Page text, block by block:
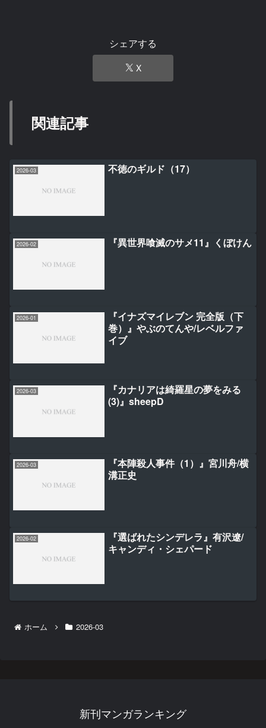
シェアする
X
関連記事
2026-03 不徳のギルド（17）
2026-02 『異世界喰滅のサメ11』くぼけん
2026-01
『イナズマイレブン 完全版（下
巻）』やぶのてんや/レベルファ
イブ
2026-03
『カナリアは綺羅星の夢をみる
(3)』sheepD
2026-03
『本陣殺人事件（1）』宮川舟/横
溝正史
2026-02
『選ばれたシンデレラ』有沢遼/
キャンディ・シェパード
ホーム 2026-03
新刊マンガランキング